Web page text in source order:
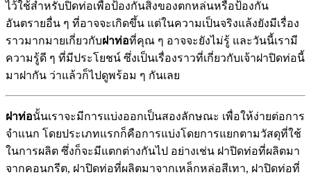
ไว้ใช้สำหรับปิดท่อเพื่อป้องกันสิ่งของตกหล่นหรือป้องกัน
อันตรายอื่น ๆ ที่อาจจะเกิดขึ้น แต่ในความเป็นจริงแล้งยังมีเรื่อง
ราวมากมายเกี่ยวกับฝาท่อที่คุณ ๆ อาจจะยังไม่รู้ และวันนี้เรามี
ความรู้ดี ๆ ที่มีประโยชน์ ซึ่งเป็นเรื่องราวที่เกี่ยวกับเจ้าฝาปิดท่อนี้
มาฝากัน ว่าแล้วก็ไปดูพร้อม ๆ กันเลย
ฝาท่อนั้นเราจะมีการแบ่งออกเป็นสองลักษณะ เพื่อให้ง่ายต่อการ
จำแนก โดยประเภทแรกก็คือการแบ่งโดยการแยกตามวัสดุที่ใช้
ในการผลิต ซึ่งก็จะมีแตกต่างกันไป อย่างเช่น ฝาปิดท่อที่ผลิตมา
จากคอนกรีต, ฝาปิดท่อที่ผลิตมาจากเหล็กหล่อสีเทา, ฝาปิดท่อที่